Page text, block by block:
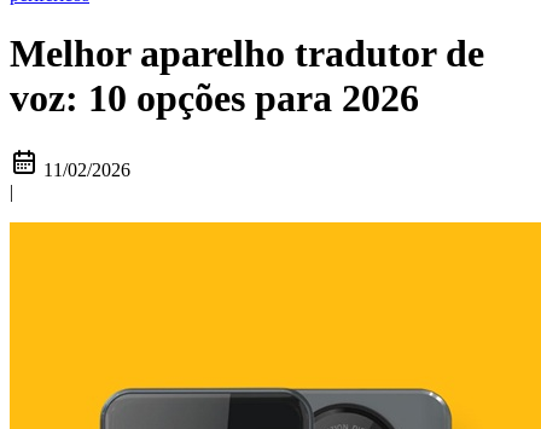
Melhor aparelho tradutor de
voz: 10 opções para 2026
11/02/2026
|